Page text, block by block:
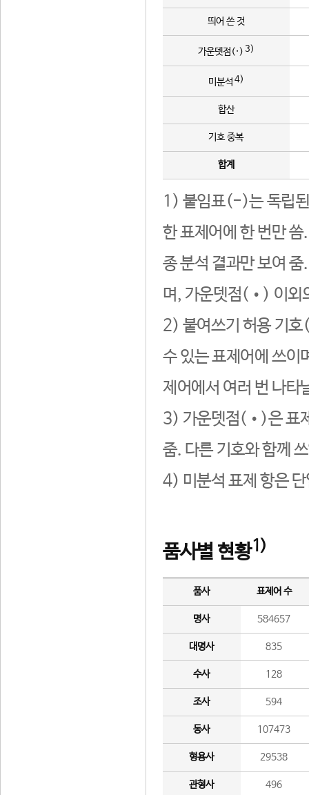
띄어 쓴 것
가운뎃점(·) 3)
미분석 4)
합산
기호 중복
합계
1) 붙임표(-)는 독립된
한 표제어에 한 번만
종 분석 결과만 보여
며, 가운뎃점(•) 이외
2) 붙여쓰기 허용 기호
수 있는 표제어에 쓰이
제어에서 여러 번 나타
3) 가운뎃점(•)은 표
줌. 다른 기호와 함께
4) 미분석 표제 항은
품사별 현황1)
품사 표제어 수
명사 584657
대명사 835
수사 128
조사 594
동사 107473
형용사 29538
관형사 496